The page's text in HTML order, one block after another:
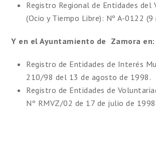
Registro Regional de Entidades del
(Ocio y Tiempo Libre): Nº A-0122 (9
Y en el Ayuntamiento de Zamora en:
Registro de Entidades de Interés
210/98 del 13 de agosto de 1998.
Registro de Entidades de
Nº RMVZ/02 de 17 de julio de